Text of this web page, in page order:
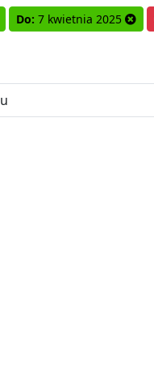
Do: 7 kwietnia 2025